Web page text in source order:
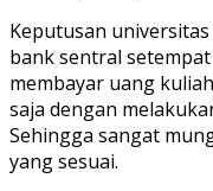
Keputusan
bank sentral
membayar uang
saja dengan
Sehingga sangat
yang sesuai.